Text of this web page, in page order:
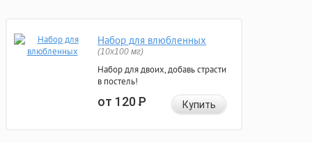
Набор для влюбленных
(10х100 мг)
Набор для двоих, добавь страсти
в постель!
от 120Р Купить